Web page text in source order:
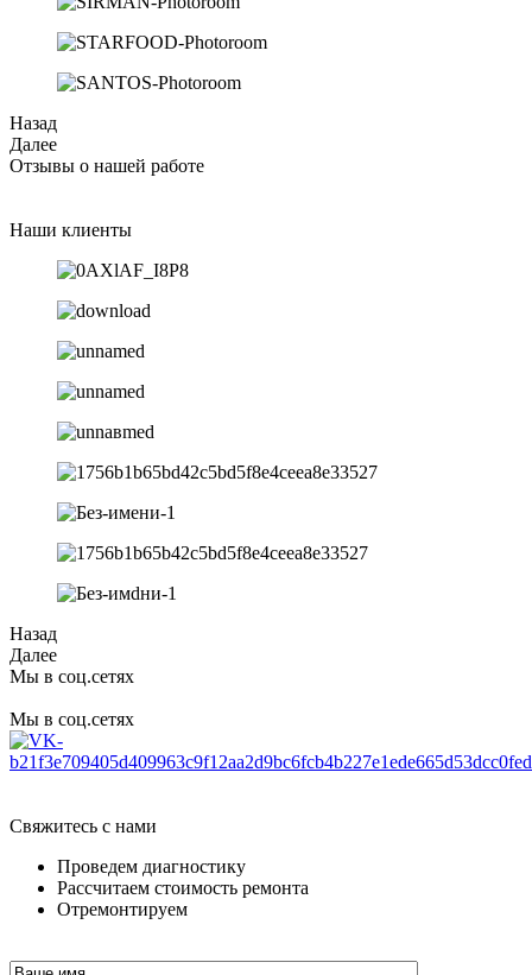
Назад
Далее
Отзывы о нашей работе
Наши клиенты
Назад
Далее
Мы в соц.сетях
Мы в соц.сетях
Свяжитесь с нами
Проведем диагностику
Рассчитаем стоимость ремонта
Отремонтируем